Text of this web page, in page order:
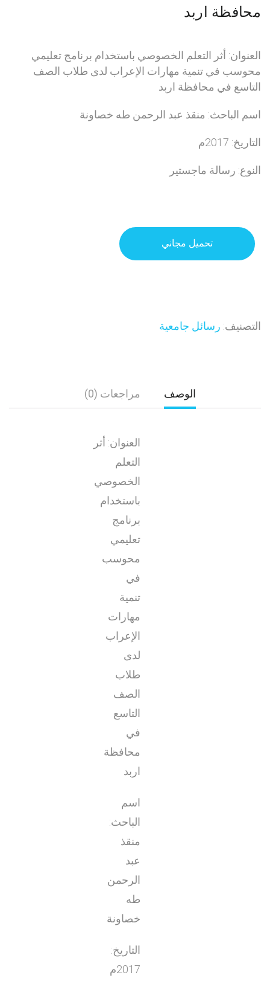
محافظة اربد
العنوان: أثر التعلم الخصوصي باستخدام برنامج تعليمي
محوسب في تنمية مهارات الإعراب لدى طلاب الصف
التاسع في محافظة اربد
اسم الباحث: منقذ عبد الرحمن طه خصاونة
التاريخ: 2017م
النوع: رسالة ماجستير
تحميل مجاني
التصنيف: رسائل جامعية
الوصف مراجعات (0)
العنوان: أثر
التعلم
الخصوصي
باستخدام
برنامج
تعليمي
محوسب
في
تنمية
مهارات
الإعراب
لدى
طلاب
الصف
التاسع
في
محافظة
اربد
اسم
الباحث:
منقذ
عبد
الرحمن
طه
خصاونة
التاريخ:
2017م